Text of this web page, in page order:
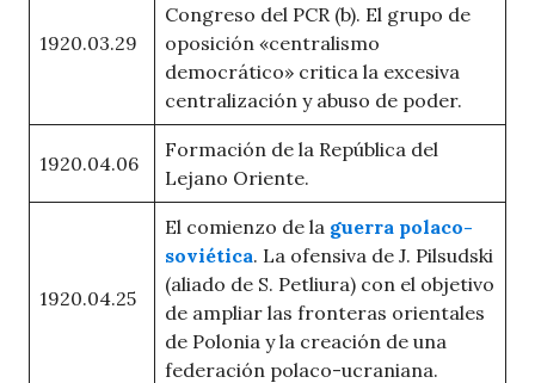
1920.03.29
Congreso del PCR (b). El grupo de
oposición «centralismo
democrático» critica la excesiva
centralización y abuso de poder.
1920.04.06
Formación de la República del
Lejano Oriente.
1920.04.25
El comienzo de la guerra polaco-
soviética. La ofensiva de J. Pilsudski
(aliado de S. Petliura) con el objetivo
de ampliar las fronteras orientales
de Polonia y la creación de una
federación polaco-ucraniana.